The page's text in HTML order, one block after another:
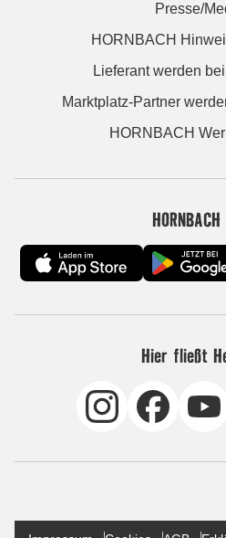
Presse/
HORNBACH
Lieferant werden
Marktplatz-Partner
HORNBACH
Hier fließt